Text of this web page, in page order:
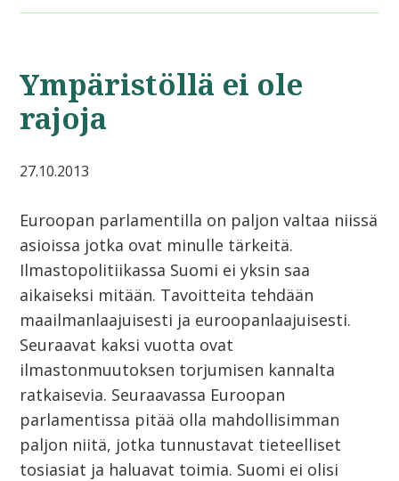
Ympäristöllä ei ole
rajoja
27.10.2013
Euroopan parlamentilla on paljon valtaa niissä
asioissa jotka ovat minulle tärkeitä.
Ilmastopolitiikassa Suomi ei yksin saa
aikaiseksi mitään. Tavoitteita tehdään
maailmanlaajuisesti ja euroopanlaajuisesti.
Seuraavat kaksi vuotta ovat
ilmastonmuutoksen torjumisen kannalta
ratkaisevia. Seuraavassa Euroopan
parlamentissa pitää olla mahdollisimman
paljon niitä, jotka tunnustavat tieteelliset
tosiasiat ja haluavat toimia. Suomi ei olisi